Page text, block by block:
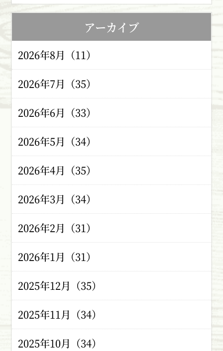
アーカイブ
2026年8月（11）
2026年7月（35）
2026年6月（33）
2026年5月（34）
2026年4月（35）
2026年3月（34）
2026年2月（31）
2026年1月（31）
2025年12月（35）
2025年11月（34）
2025年10月（34）